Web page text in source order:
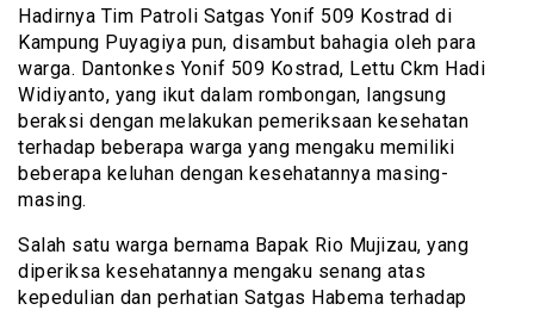
Hadirnya Tim Patroli Satgas Yonif 509 Kostrad di
Kampung Puyagiya pun, disambut bahagia oleh para
warga. Dantonkes Yonif 509 Kostrad, Lettu Ckm Hadi
Widiyanto, yang ikut dalam rombongan, langsung
beraksi dengan melakukan pemeriksaan kesehatan
terhadap beberapa warga yang mengaku memiliki
beberapa keluhan dengan kesehatannya masing-
masing.
Salah satu warga bernama Bapak Rio Mujizau, yang
diperiksa kesehatannya mengaku senang atas
kepedulian dan perhatian Satgas Habema terhadap